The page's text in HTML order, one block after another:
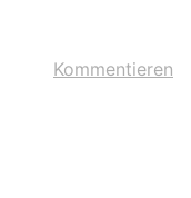
Kommentieren